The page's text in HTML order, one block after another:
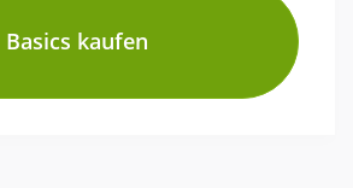
Basics kaufen